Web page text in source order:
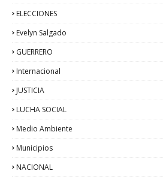
ELECCIONES
Evelyn Salgado
GUERRERO
Internacional
JUSTICIA
LUCHA SOCIAL
Medio Ambiente
Municipios
NACIONAL